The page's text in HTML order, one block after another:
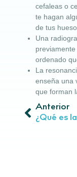
cefaleas o
te hagan
de tus
Una
ordenado
La
enseña una
que forman
Anterior